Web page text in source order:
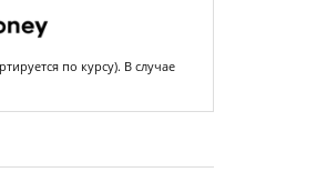
по курсу). В случае